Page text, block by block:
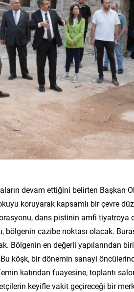
devam ettiğini belirten Başkan
koruyarak kapsamlı bir çevre
dans pistinin amfi tiyatroya
bölgenin cazibe noktası olacak.
Bölgenin en değerli yapılarından
köşk, bir dönemin sanayi
katından fuayesine, toplantı
keyifle vakit geçireceği bir